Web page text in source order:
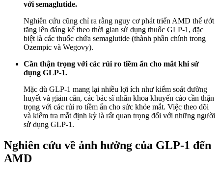
với semaglutide.
Nghiên cứu cũng chỉ ra rằng nguy cơ phát triển AMD thể ướt
tăng lên đáng kể theo thời gian sử dụng thuốc GLP-1, đặc
biệt là các thuốc chứa semaglutide (thành phần chính trong
Ozempic và Wegovy).
Cần thận trọng với các rủi ro tiềm ẩn cho mắt khi sử
dụng GLP-1.
Mặc dù GLP-1 mang lại nhiều lợi ích như kiểm soát đường
huyết và giảm cân, các bác sĩ nhãn khoa khuyến cáo cần thận
trọng với các rủi ro tiềm ẩn cho sức khỏe mắt. Việc theo dõi
và kiểm tra mắt định kỳ là rất quan trọng đối với những người
sử dụng GLP-1.
Nghiên cứu về ảnh hưởng của GLP-1 đến
AMD